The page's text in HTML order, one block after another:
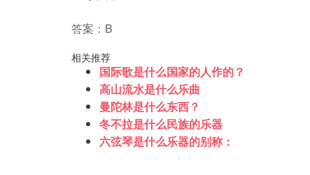
答案：B
相关推荐
国际歌是什么国家的人作的？
高山流水是什么乐曲
曼陀林是什么东西？
冬不拉是什么民族的乐器
六弦琴是什么乐器的别称：